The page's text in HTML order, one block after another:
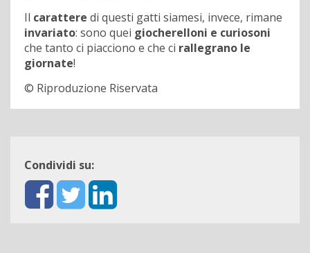
Il carattere di questi gatti siamesi, invece, rimane
invariato: sono quei giocherelloni e curiosoni
che tanto ci piacciono e che ci rallegrano le
giornate!
© Riproduzione Riservata
Condividi su: